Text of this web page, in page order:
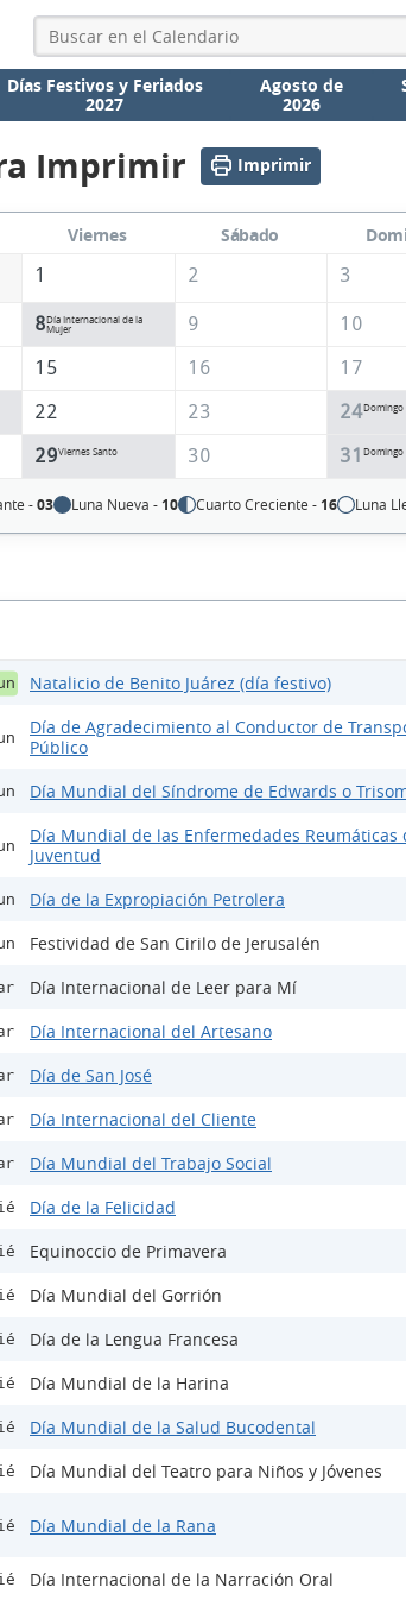
Días Festivos y Feriados
2027
Agosto de
2026
Imprimir Imprimir
Viernes Sábado
1 2 3
8Día Internacional de la
Mujer
9
10
15 16
17
22 23 24Domingo
29Viernes Santo 30 31 Domingo
-03 Luna Nueva - 10 Cuarto Creciente - 16 Luna
Natalicio de Benito Juárez (día festivo)
Día de Agradecimiento al Conductor de
Público
Día Mundial del Síndrome de Edwards o
Día Mundial de las Enfermedades Reumáticas
Juventud
Día de la Expropiación Petrolera
Festividad de San Cirilo de Jerusalén
Día Internacional de Leer para Mí
Día Internacional del Artesano
Día de San José
Día Internacional del Cliente
Día Mundial del Trabajo Social
Día de la Felicidad
Equinoccio de Primavera
Día Mundial del Gorrión
Día de la Lengua Francesa
Día Mundial de la Harina
Día Mundial de la Salud Bucodental
Día Mundial del Teatro para Niños y Jóvenes
Día Mundial de la Rana
Día Internacional de la Narración Oral